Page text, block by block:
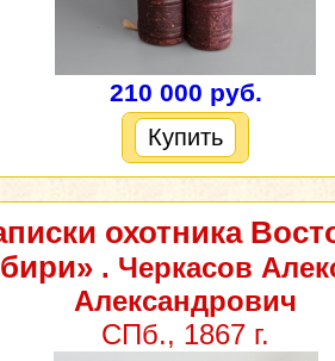
210 000 руб.
Купить
охотника
. Черкасов
Александрович
СПб., 1867 г.